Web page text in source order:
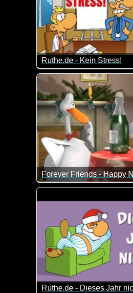
Ruthe.de - Kein Stress!
In jeder Firma gibt es
Forever Friends - Happy
Die Bärchen und ich
Ruthe.de - Dieses Jahr